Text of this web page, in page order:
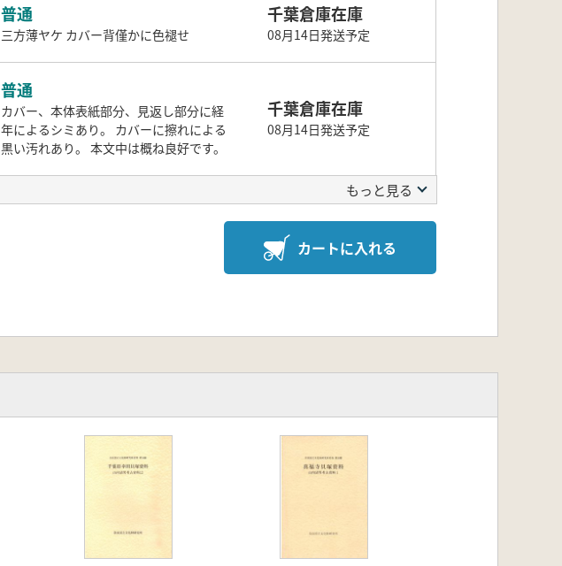
普通
三方薄ヤケ カバー背僅かに色褪せ
千葉倉庫在庫
08月14日発送予定
普通
カバー、本体表紙部分、見返し部分に経
年によるシミあり。 カバーに擦れによる
黒い汚れあり。 本文中は概ね良好です。
千葉倉庫在庫
08月14日発送予定
もっと見る
カートに入れる